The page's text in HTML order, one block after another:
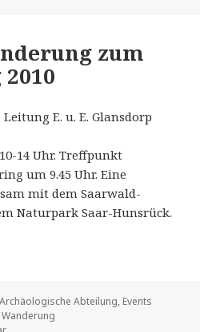
zum
E. u. E. Glansdorp
14 Uhr. Treffpunkt
um 9.45 Uhr. Eine
mit dem Saarwald-
Naturpark Saar-Hunsrück.
Kategorien
Archäologische Abteilung, Events
Wanderung